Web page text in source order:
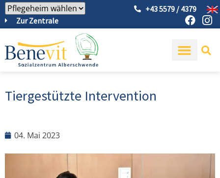
Zur Zentrale
+43 5579 / 4379
Tiergestützte Intervention
04. Mai 2023